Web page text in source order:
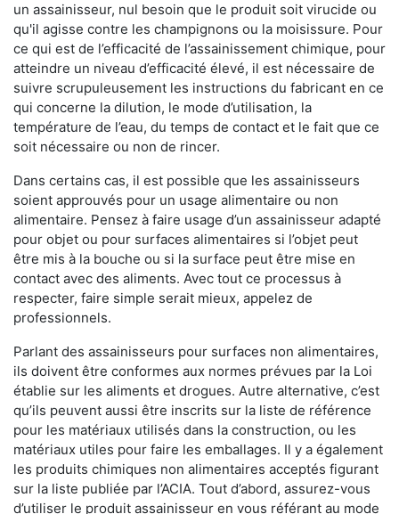
un assainisseur, nul besoin que le produit soit virucide ou
qu'il agisse contre les champignons ou la moisissure. Pour
ce qui est de l’efficacité de l’assainissement chimique, pour
atteindre un niveau d’efficacité élevé, il est nécessaire de
suivre scrupuleusement les instructions du fabricant en ce
qui concerne la dilution, le mode d’utilisation, la
température de l’eau, du temps de contact et le fait que ce
soit nécessaire ou non de rincer.
Dans certains cas, il est possible que les assainisseurs
soient approuvés pour un usage alimentaire ou non
alimentaire. Pensez à faire usage d’un assainisseur adapté
pour objet ou pour surfaces alimentaires si l’objet peut
être mis à la bouche ou si la surface peut être mise en
contact avec des aliments. Avec tout ce processus à
respecter, faire simple serait mieux, appelez de
professionnels.
Parlant des assainisseurs pour surfaces non alimentaires,
ils doivent être conformes aux normes prévues par la Loi
établie sur les aliments et drogues. Autre alternative, c’est
qu’ils peuvent aussi être inscrits sur la liste de référence
pour les matériaux utilisés dans la construction, ou les
matériaux utiles pour faire les emballages. Il y a également
les produits chimiques non alimentaires acceptés figurant
sur la liste publiée par l’ACIA. Tout d’abord, assurez-vous
d’utiliser le produit assainisseur en vous référant au mode